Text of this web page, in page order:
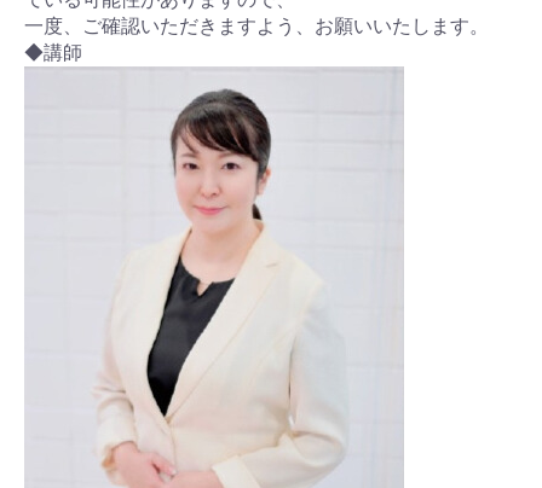
一度、ご確認いただきますよう、お願いいたします。
◆講師